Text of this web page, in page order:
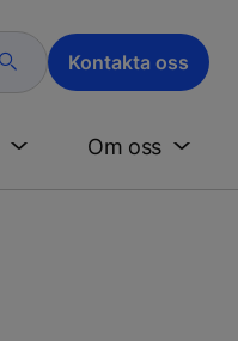
Kontakta oss
Om oss